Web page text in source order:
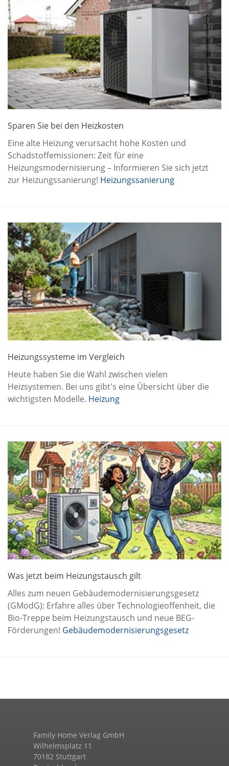
Sparen Sie bei den Heizkosten
Eine alte Heizung verursacht hohe Kosten und
Schadstoffemissionen: Zeit für eine
Heizungsmodernisierung – Informieren Sie sich jetzt
zur Heizungssanierung! Heizungssanierung
Heizungssysteme im Vergleich
Heute haben Sie die Wahl zwischen vielen
Heizsystemen. Bei uns gibt's eine Übersicht über die
wichtigsten Modelle. Heizung
Was jetzt beim Heizungstausch gilt
Alles zum neuen Gebäudemodernisierungsgesetz
(GModG): Erfahre alles über Technologieoffenheit, die
Bio-Treppe beim Heizungstausch und neue BEG-
Förderungen! Gebäudemodernisierungsgesetz
Family Home Verlag GmbH
Wilhelmsplatz 11
70182 Stuttgart